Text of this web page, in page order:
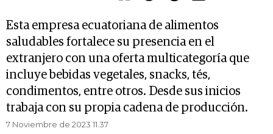
Esta empresa ecuatoriana de alimentos
saludables fortalece su presencia en el
extranjero con una oferta multicategoría que
incluye bebidas vegetales, snacks, tés,
condimentos, entre otros. Desde sus inicios
trabaja con su propia cadena de producción.
7 Noviembre de 2023 11.37